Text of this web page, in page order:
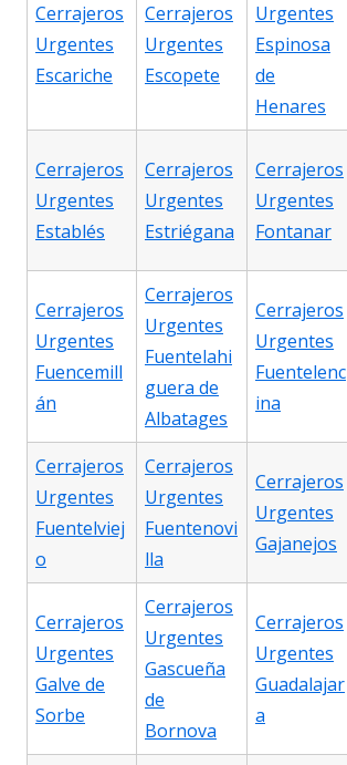
Cerrajeros
Urgentes
Escariche
Cerrajeros
Urgentes
Escopete
Urgentes
Espinosa
de
Henares
Cerrajeros
Urgentes
Establés
Cerrajeros
Urgentes
Estriégana
Cerrajeros
Urgentes
Fontanar
Cerrajeros
Urgentes
Fuencemill
án
Cerrajeros
Urgentes
Fuentelahi
guera de
Albatages
Cerrajeros
Urgentes
Fuentelenc
ina
Cerrajeros
Urgentes
Fuentelviej
o
Cerrajeros
Urgentes
Fuentenovi
lla
Cerrajeros
Urgentes
Gajanejos
Cerrajeros
Urgentes
Galve de
Sorbe
Cerrajeros
Urgentes
Gascueña
de
Bornova
Cerrajeros
Urgentes
Guadalajar
a